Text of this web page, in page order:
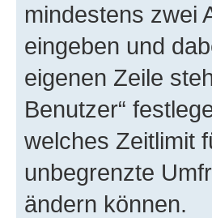
mindestens zwei
eingeben und
eigenen Zeile
Benutzer“
welches Zeitlimit
unbegrenzte
ändern können.